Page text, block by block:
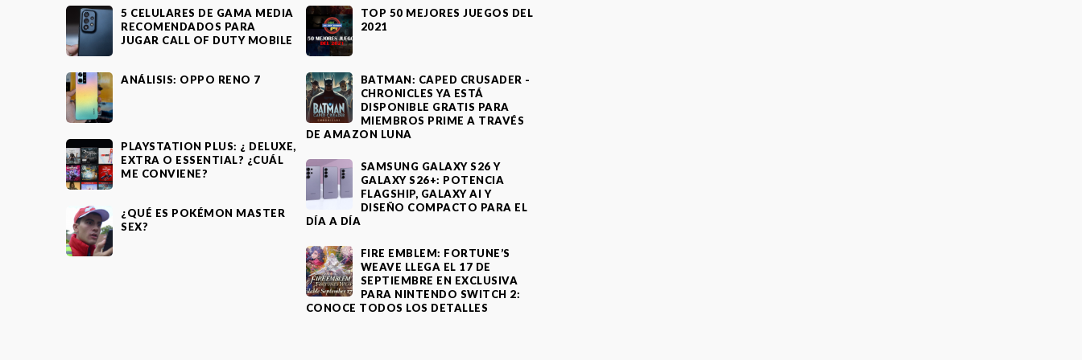
5 CELULARES DE GAMA MEDIA
RECOMENDADOS PARA
JUGAR CALL OF DUTY MOBILE
ANÁLISIS: OPPO RENO 7
PLAYSTATION PLUS: ¿ DELUXE,
EXTRA O ESSENTIAL? ¿CUÁL
ME CONVIENE?
¿QUÉ ES POKÉMON MASTER
SEX?
TOP 50 MEJORES JUEGOS DEL
2021
BATMAN: CAPED CRUSADER -
CHRONICLES YA ESTÁ
DISPONIBLE GRATIS PARA
MIEMBROS PRIME A TRAVÉS
DE AMAZON LUNA
SAMSUNG GALAXY S26 Y
GALAXY S26+: POTENCIA
FLAGSHIP, GALAXY AI Y
DISEÑO COMPACTO PARA EL
DÍA A DÍA
FIRE EMBLEM: FORTUNE’S
WEAVE LLEGA EL 17 DE
SEPTIEMBRE EN EXCLUSIVA
PARA NINTENDO SWITCH 2:
CONOCE TODOS LOS DETALLES